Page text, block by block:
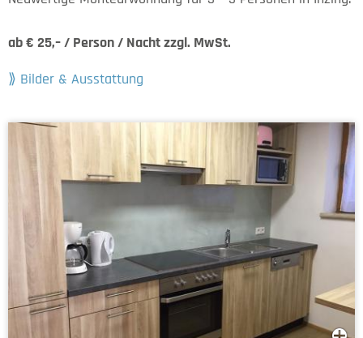
ab € 25,– / Person / Nacht zzgl. MwSt.
Bilder & Ausstattung